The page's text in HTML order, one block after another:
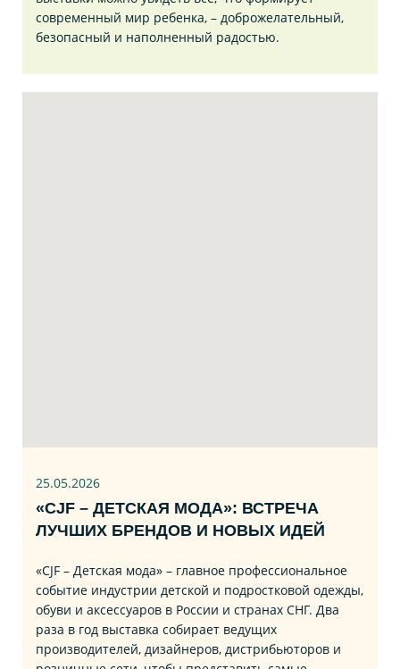
современный мир ребенка, – доброжелательный,
безопасный и наполненный радостью.
25.05.2026
«CJF – ДЕТСКАЯ МОДА»: ВСТРЕЧА
ЛУЧШИХ БРЕНДОВ И НОВЫХ ИДЕЙ
«CJF – Детская мода» – главное профессиональное
событие индустрии детской и подростковой одежды,
обуви и аксессуаров в России и странах СНГ. Два
раза в год выставка собирает ведущих
производителей, дизайнеров, дистрибьюторов и